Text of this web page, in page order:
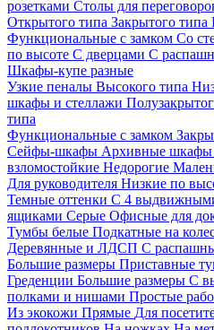
розетками Столы для
Открытого типа Закрытого типа
Функциональные с замком Со
по высоте С дверцами С
Шкафы-купе разные
Узкие пеналы Высокого типа
шкафы и стеллажи
типа
Функциональные с замком
Сейфы-шкафы Архивные шкафы
взломостойкие Недорогие
Для руководителя Низкие по
Темные оттенки С 4
ящиками Серые Офисные для
Тумбы белые Подкатные на
Деревянные и ЛДСП С
Большие размеры Приставные
Греденции Большие размеры С
полками и нишами Простые
Из экокожи Прямые Для